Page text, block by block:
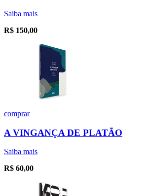
Saiba mais
R$ 150,00
comprar
A VINGANÇA DE PLATÃO
Saiba mais
R$ 60,00